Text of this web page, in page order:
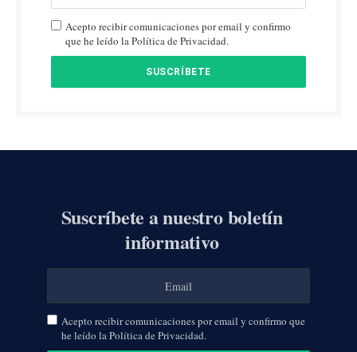
Acepto recibir comunicaciones por email y confirmo
que he leído la Política de Privacidad.
Suscríbete a nuestro boletín
informativo
Acepto recibir comunicaciones por email y confirmo que
he leído la Política de Privacidad.